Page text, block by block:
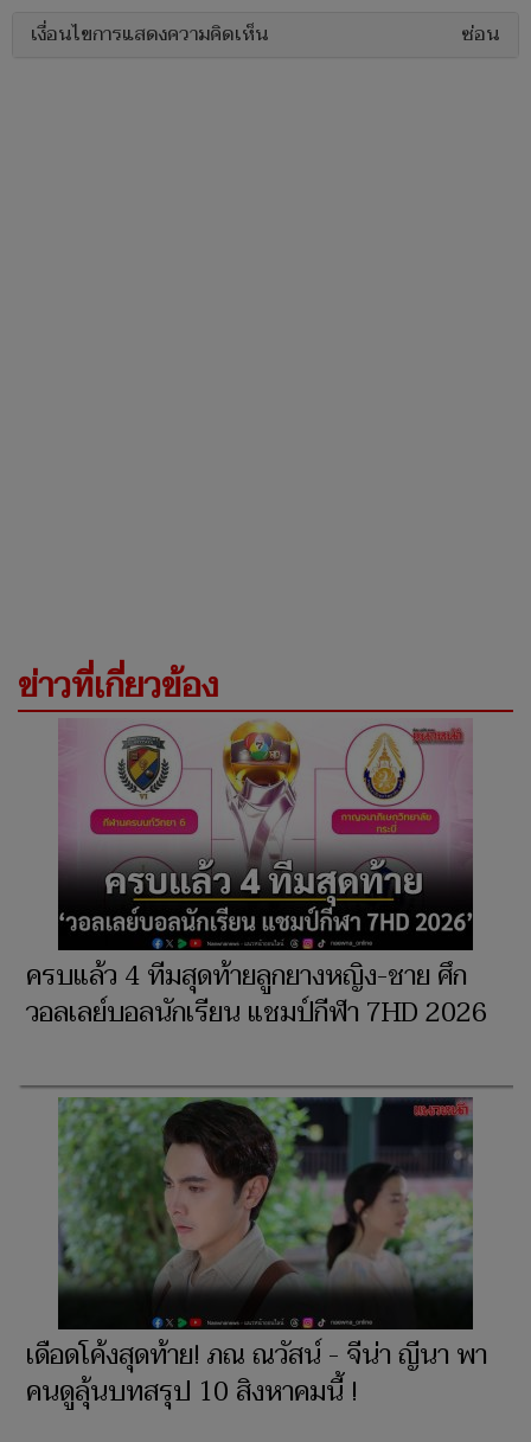
เงื่อนไขการแสดงความคิดเห็น ซ่อน
ข่าวที่เกี่ยวข้อง
ครบแล้ว 4 ทีมสุดท้ายลูกยางหญิง-ชาย ศึก
วอลเลย์บอลนักเรียน แชมป์กีฬา 7HD 2026
เดือดโค้งสุดท้าย! ภณ ณวัสน์ - จีน่า ญีนา พา
คนดูลุ้นบทสรุป 10 สิงหาคมนี้ !